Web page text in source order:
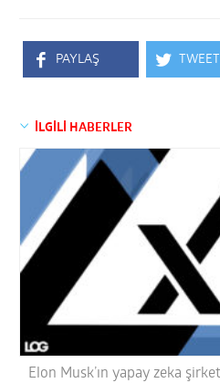
PAYLAŞ
İLGİLİ HABERLER
Elon Musk’ın yapay zeka